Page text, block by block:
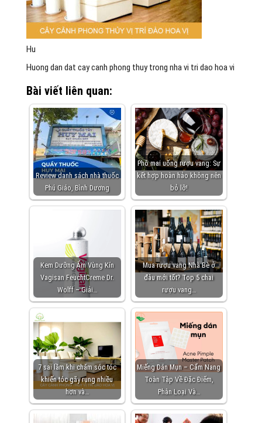
Hu
Huong dan dat cay canh phong thuy trong nha vi tri dao hoa vi
Bài viết liên quan:
Review danh sách nhà thuốc
Phú Giáo, Bình Dương
Phô mai uống rượu vang: Sự
kết hợp hoàn hảo không nên
bỏ lỡ!
Kem Dưỡng Ẩm Vùng Kín
Vagisan FeuchtCreme Dr.
Wolff – Giải…
Mua rượu vang Nhà Bè ở
đâu mới tốt? Top 5 chai
rượu vang…
7 sai lầm khi chăm sóc tóc
khiến tóc gãy rụng nhiều
hơn và…
Miếng Dán Mụn – Cẩm Nang
Toàn Tập Về Đặc Điểm,
Phân Loại Và…